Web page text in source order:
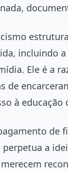
incluindo
Ele é a
de
à
de
perpetua a